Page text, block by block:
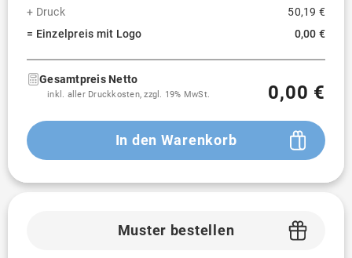
+ Druck
50,19 €
= Einzelpreis mit Logo
0,00 €
Gesamtpreis Netto
inkl. aller Druckkosten, zzgl. 19% MwSt. 0,00 €
In den Warenkorb
Muster bestellen